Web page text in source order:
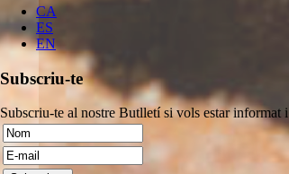
CA
ES
EN
Subscriu-te
Subscriu-te al nostre Butlletí si vols estar informat